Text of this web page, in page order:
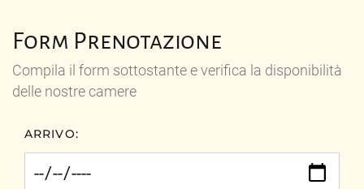
Form Prenotazione
Compila il form sottostante e verifica la disponibilità
delle nostre camere
ARRIVO: